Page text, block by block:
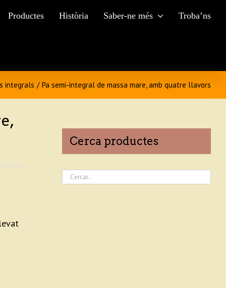
Productes Història Saber-ne més Troba’ns
integrals / Pa semi-integral de massa mare, amb quatre llavors
Cerca productes